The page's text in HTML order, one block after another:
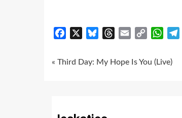
Facebook BlueskyThreads
Email
Copy
Continue
« Third Day: My Hope Is You (Live)